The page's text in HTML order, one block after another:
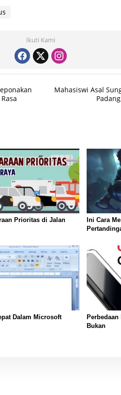
Ikuti Kami
Mahasiswi Asal
Prioritas di Jalan
Ini Cara
Dalam Microsoft
Bukan